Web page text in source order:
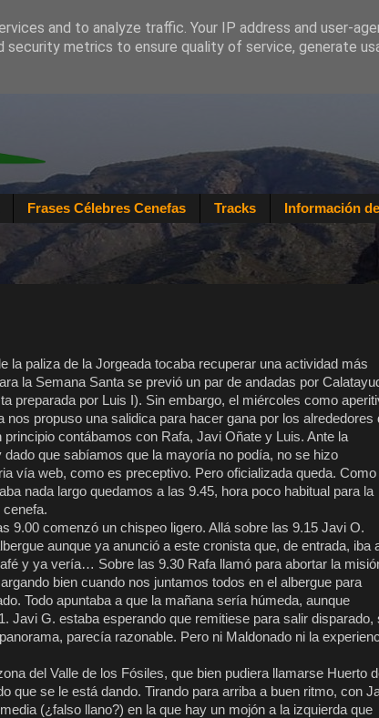
Frases Célebres Cenefas Tracks Información
la paliza de la Jorgeada tocaba recuperar una actividad más
la Semana Santa se previó un par de andadas por
preparada por Luis I). Sin embargo, el miércoles como
nos propuso una salidica para hacer gana por los alrededores
principio contábamos con Rafa, Javi Oñate y Luis. Ante la
dado que sabíamos que la mayoría no podía, no se hizo
vía web, como es preceptivo. Pero oficializada queda. Como
nada largo quedamos a las 9.45, hora poco habitual para la
9.00 comenzó un chispeo ligero. Allá sobre las 9.15 Javi O.
aunque ya anunció a este cronista que, de entrada, iba
y ya vería… Sobre las 9.30 Rafa llamó para abortar la
bien cuando nos juntamos todos en el albergue para
Todo apuntaba a que la mañana sería húmeda, aunque
Javi G. estaba esperando que remitiese para salir disparado,
parecía razonable. Pero ni Maldonado ni la
del Valle de los Fósiles, que bien pudiera llamarse Huerto
que se le está dando. Tirando para arriba a buen ritmo, con
(¿falso llano?) en la que hay un mojón a la izquierda que
and to analyze traffic. Your IP address and user-
security metrics to ensure quality of service, generate